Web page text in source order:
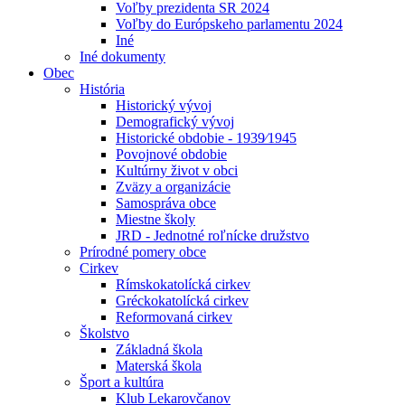
Voľby prezidenta SR 2024
Voľby do Európskeho parlamentu 2024
Iné
Iné dokumenty
Obec
História
Historický vývoj
Demografický vývoj
Historické obdobie - 1939⁄1945
Povojnové obdobie
Kultúrny život v obci
Zväzy a organizácie
Samospráva obce
Miestne školy
JRD - Jednotné roľnícke družstvo
Prírodné pomery obce
Cirkev
Rímskokatolícká cirkev
Gréckokatolícká cirkev
Reformovaná cirkev
Školstvo
Základná škola
Materská škola
Šport a kultúra
Klub Lekarovčanov